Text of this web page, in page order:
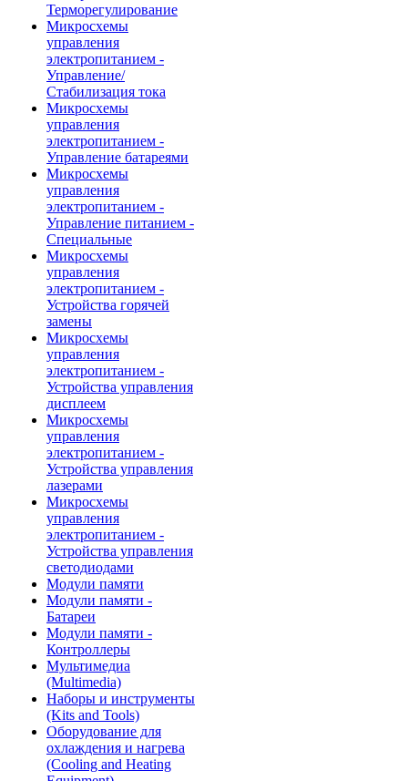
Терморегулирование
Микросхемы
управления
электропитанием -
Управление/
Стабилизация тока
Микросхемы
управления
электропитанием -
Управление батареями
Микросхемы
управления
электропитанием -
Управление питанием -
Специальные
Микросхемы
управления
электропитанием -
Устройства горячей
замены
Микросхемы
управления
электропитанием -
Устройства управления
дисплеем
Микросхемы
управления
электропитанием -
Устройства управления
лазерами
Микросхемы
управления
электропитанием -
Устройства управления
светодиодами
Модули памяти
Модули памяти -
Батареи
Модули памяти -
Контроллеры
Мультимедиа
(Multimedia)
Наборы и инструменты
(Kits and Tools)
Оборудование для
охлаждения и нагрева
(Cooling and Heating